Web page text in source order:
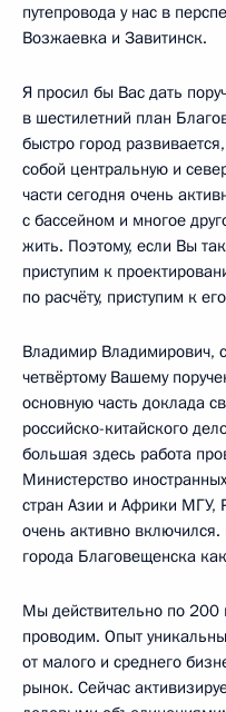
путепровода у нас в
Возжаевка и Завитинск.
Я просил бы Вас дать
в шестилетний план
быстро город
собой центральную и
части сегодня очень
с бассейном и многое
жить. Поэтому, если Вы
приступим к
по расчёту, приступим к
Владимир Владимирович,
четвёртому Вашему
основную часть доклада
российско-китайского
большая здесь работа
Министерство
стран Азии и Африки МГУ,
очень активно
города Благовещенска
Мы действительно по 200
проводим. Опыт
от малого и среднего
рынок. Сейчас